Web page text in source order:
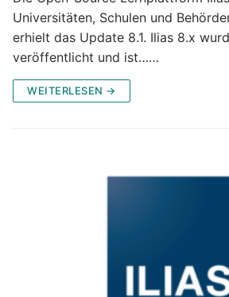
Universitäten, Schulen und
erhielt das Update 8.1. Ilias 8.x
veröffentlicht und ist……
WEITERLESEN →